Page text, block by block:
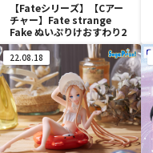
【Fateシリーズ】【Cアー
チャー】Fate strange
Fake ぬいぷりけおすわり2
22.08.18